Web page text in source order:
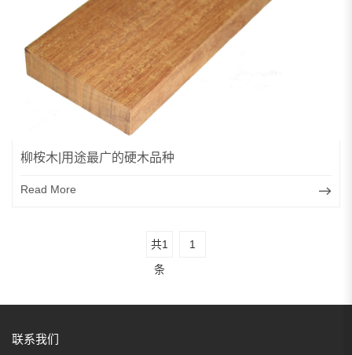
柳桉木|用途最广的硬木品种
Read More
共1
条
1
联系我们